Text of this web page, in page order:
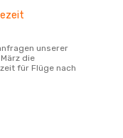
die
für Flüge nach